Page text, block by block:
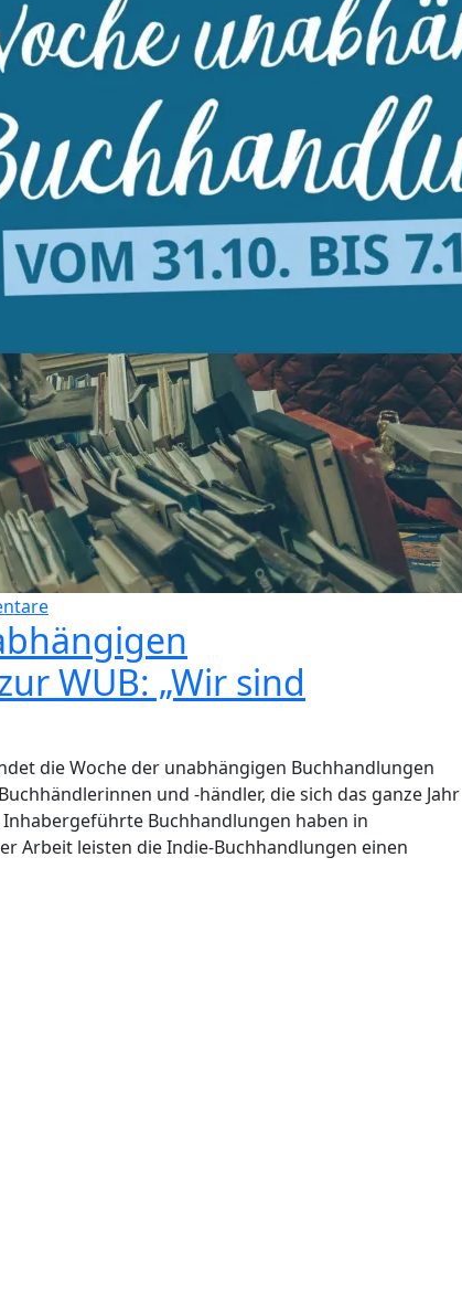
WUB: „Wir sind
die Woche der unabhängigen Buchhandlungen
und -händler, die sich das ganze Jahr
Buchhandlungen haben in
Arbeit leisten die Indie-Buchhandlungen einen